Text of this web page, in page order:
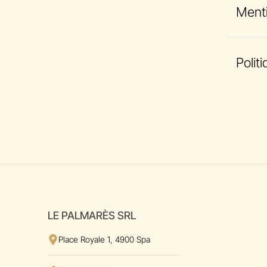
Voir
Voir
LE PALMARÈS SRL
Voir l'adresse
Place Royale 1, 4900 Spasur Google Maps